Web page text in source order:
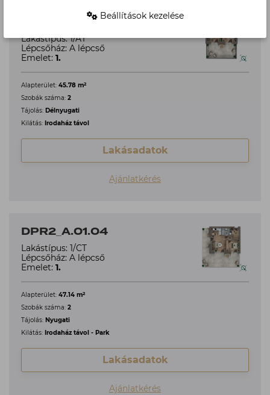
DPR2_A.01.03
Lakástípus: 1/AT
Lépcsőház: A lépcső
Emelet: 1.
Alapterület: 45.78 m2
Szobák száma: 2
Tájolás: Délnyugati
Kilátás: Irodaház távol
Lakásadatok
Ajánlatkérés
DPR2_A.01.04
Lakástípus: 1/CT
Lépcsőház: A lépcső
Emelet: 1.
Alapterület: 47.14 m2
Szobák száma: 2
Tájolás: Nyugati
Kilátás: Irodaház távol - Park
Lakásadatok
Ajánlatkérés
Beállítások kezelése